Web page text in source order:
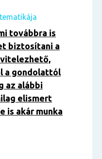
továbbra is
biztosítani a
a gondolattól
az alábbi
elismert
is akár munka